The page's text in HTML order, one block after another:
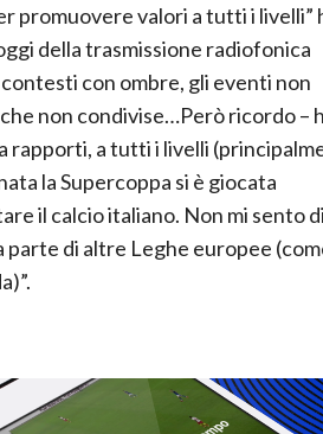
promuovere valori a tutti i livelli”
della trasmissione radiofonica
con ombre, gli eventi non
non condivise…Però ricordo –
rapporti, a tutti i livelli
la Supercoppa si è giocata
il calcio italiano. Non mi sento
parte di altre Leghe europee